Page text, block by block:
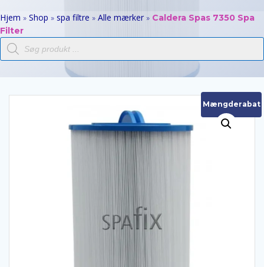
Hjem » Shop » spa filtre » Alle mærker » Caldera Spas 7350 Spa
Filter
Products
search
Mængderabat